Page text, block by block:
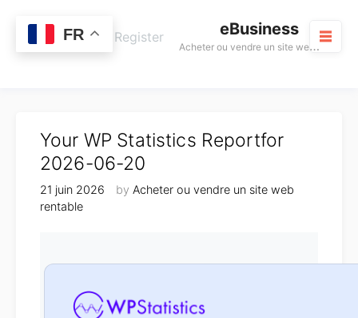
content
eBusiness
A
cheter ou vendre un site web rentable
CartLogin / Register
Your WP Statistics Reportfor
2026-06-20
21 juin 2026 by Acheter ou vendre un site web
rentable
FR